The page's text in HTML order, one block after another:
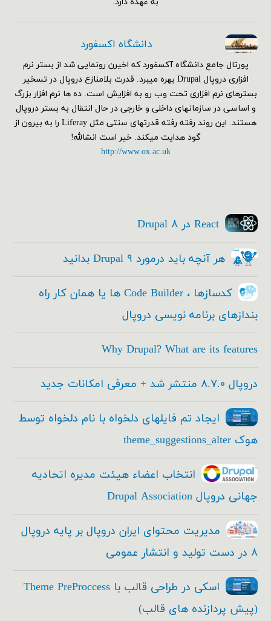
دانشگاه اکسفورد
پورتال جامع دانشگاه آکسفورد که اخیرن رونمایی شد از بستر نرم
افزاری دروپال Drupal بهره میبرد. قدرت بلامنازع دروپال در تسخیر
بسترهای نرم افزاری تحت وب رو به افزایش است. ده ها نرم افزار بزرگ
و اساسی در سازمانهای داخلی و خارجی در حال انتقال به بستر دروپال
هستند. این روند رفته رفته قدرتهای سنتی مثل Liferay را به بیرون از
گود هدایت میکند. خیر است انشالله!
http://www.ox.ac.uk
React در Drupal ۸
هر آنچه باید درمورد Drupal ۹ بدانید
کدسازها ، Code Builder ها یا همان کار راه
بندازهای برنامه نویسی دروپال
Why Drupal? What are its features
دروپال ۸.۷.۰ منتشر شد + معرفی امکانات جدید
ایجاد تم فایلهای دلخواه با نام دلخواه توسط
هوک theme_suggestions_alter
انتخاب اعضاء هیئت مدیره اتحادیه
جهانی دروپال Drupal Association
مدیریت محتوای ایران دروپال بر پایه دروپال
۸ در دست تولید و انتشار عمومی
اسکی در طراحی قالب با Theme PreProccess
(پیش پردازنده های قالب)